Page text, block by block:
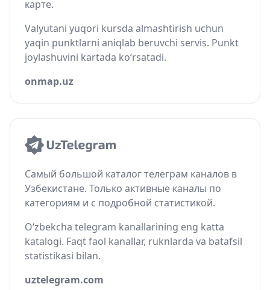
карте.
Valyutani yuqori kursda almashtirish uchun
yaqin punktlarni aniqlab beruvchi servis. Punkt
joylashuvini kartada ko‘rsatadi.
onmap.uz
Самый большой каталог телеграм каналов в
Узбекистане. Только активные каналы по
категориям и с подробной статистикой.
O‘zbekcha telegram kanallarining eng katta
katalogi. Faqt faol kanallar, ruknlarda va batafsil
statistikasi bilan.
uztelegram.com